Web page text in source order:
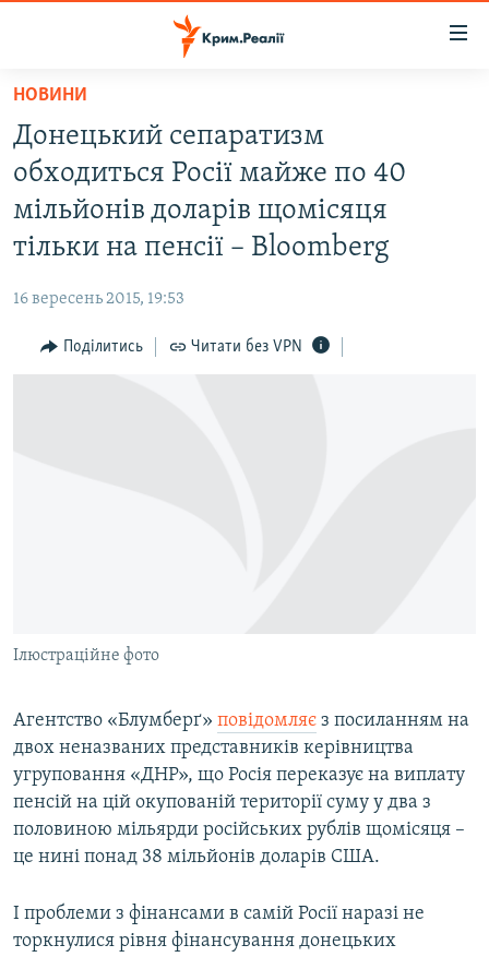
Перейти
основного
матеріалу
Перейти
до
основної
Перейти
пошуку
ВОДА.КРИМ
ВІДЕО ТА ФОТО
ПОЛІТИКА
ПОГЛЯД
ІНТЕРВ'Ю
Усі сайти RFE/RL
НОВИНИ
Донецький сепаратизм
обходиться Росії майже по 40
мільйонів доларів щомісяця
тільки на пенсії – Bloomberg
16 вересень 2015, 19:53
Поділитись Читати без VPN
Ілюстраційне фото
Агентство «Блумберґ» повідомляє з посиланням на
двох неназваних представників керівництва
угруповання «ДНР», що Росія переказує на виплату
пенсій на цій окупованій території суму у два з
половиною мільярди російських рублів щомісяця –
це нині понад 38 мільйонів доларів США.
І проблеми з фінансами в самій Росії наразі не
торкнулися рівня фінансування донецьких